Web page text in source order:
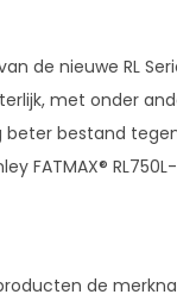
de nieuwe RL
met onder
beter bestand
FATMAX®
de